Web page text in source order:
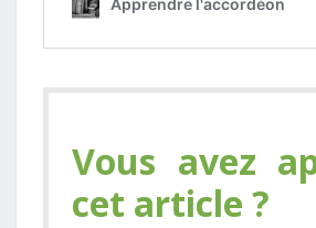
Vous avez
cet article ?